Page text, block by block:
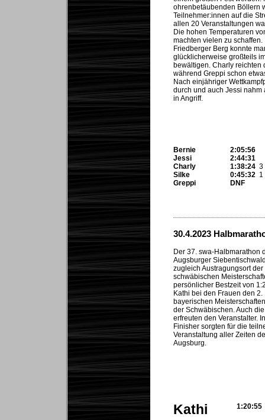
ohrenbetäubenden Böllern
Teilnehmer:innen auf die
allen 20 Veranstaltungen
Die hohen Temperaturen
machten vielen zu
Friedberger Berg konnte
glücklicherweise großteils
bewältigen. Charly reichten
während Greppi schon
Nach einjähriger
durch und auch Jessi nahm
in Angriff.
Bernie
Jessi
Charly
Silke
Greppi
2:05:56
2:44:31
1:38:24 3
0:45:32 1
DNF
30.4.2023
Der 37. swa-Halbmarathon
Augsburger
zugleich Austragungsort
schwäbischen
persönlicher Bestzeit von
Kathi bei den Frauen den
bayerischen
der Schwäbischen. Auch
erfreuten den Veranstalter.
Finisher sorgten für die
Veranstaltung aller Zeiten
Augsburg.
Kathi 1:20:55